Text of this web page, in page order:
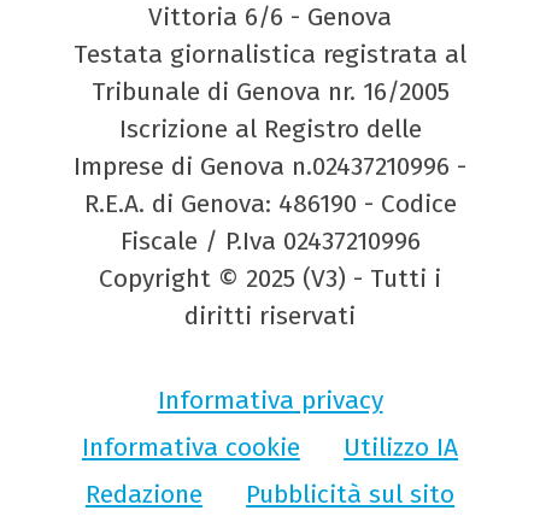
Vittoria 6/6 - Genova
Testata giornalistica registrata al
Tribunale di Genova nr. 16/2005
Iscrizione al Registro delle
Imprese di Genova n.02437210996 -
R.E.A. di Genova: 486190 - Codice
Fiscale / P.Iva 02437210996
Copyright © 2025 (V3) - Tutti i
diritti riservati
Informativa privacy
Informativa cookie
Utilizzo IA
Redazione
Pubblicità sul sito